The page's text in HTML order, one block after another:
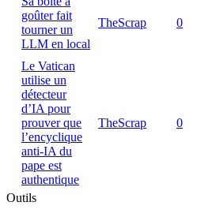
goûter fait
tourner un
LLM en local
TheScrap 0
Le Vatican
utilise un
détecteur
d’IA pour
prouver que
l’encyclique
anti-IA du
pape est
authentique
TheScrap 0
Outils